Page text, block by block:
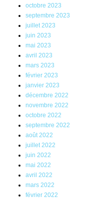
octobre 2023
septembre 2023
juillet 2023
juin 2023
mai 2023
avril 2023
mars 2023
février 2023
janvier 2023
décembre 2022
novembre 2022
octobre 2022
septembre 2022
août 2022
juillet 2022
juin 2022
mai 2022
avril 2022
mars 2022
février 2022